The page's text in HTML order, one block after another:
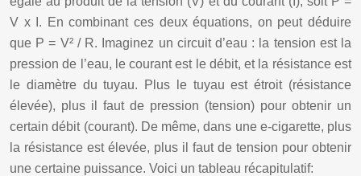
V x I. En combinant ces deux équations, on peut déduire
que P = V² / R. Imaginez un circuit d’eau : la tension est la
pression de l’eau, le courant est le débit, et la résistance est
le diamètre du tuyau. Plus le tuyau est étroit (résistance
élevée), plus il faut de pression (tension) pour obtenir un
certain débit (courant). De même, dans une e-cigarette, plus
la résistance est élevée, plus il faut de tension pour obtenir
une certaine puissance. Voici un tableau récapitulatif: